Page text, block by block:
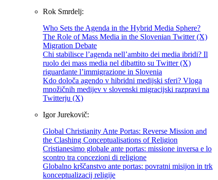
Rok Smrdelj:
Who Sets the Agenda in the Hybrid Media Sphere?
The Role of Mass Media in the Slovenian Twitter (X)
Migration Debate
Chi stabilisce l’agenda nell’ambito dei media ibridi? Il
ruolo dei mass media nel dibattito su Twitter (X)
riguardante l’immigrazione in Slovenia
Kdo določa agendo v hibridni medijski sferi? Vloga
množičnih medijev v slovenski migracijski razpravi na
Twitterju (X)
Igor Jurekovič:
Global Christianity Ante Portas: Reverse Mission and
the Clashing Conceptualisations of Religion
Cristianesimo globale ante portas: missione inversa e lo
scontro tra concezioni di religione
Globalno krščanstvo ante portas: povratni misijon in trk
konceptualizacij religije